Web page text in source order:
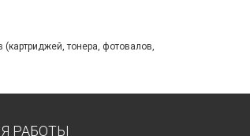
тонера, фотовалов,
РАБОТЫ